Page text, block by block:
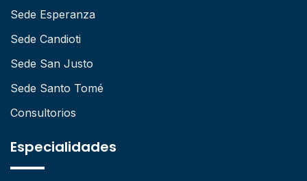
Sede Esperanza
Sede Candioti
Sede San Justo
Sede Santo Tomé
Consultorios
Especialidades